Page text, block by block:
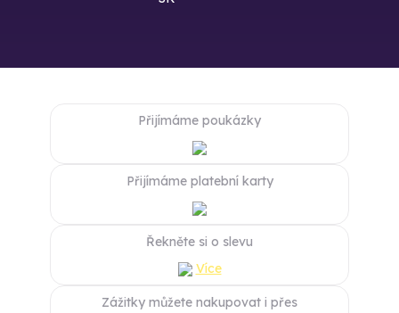
Přijímáme poukázky
Přijímáme platební karty
Řekněte si o slevu
Více
Zážitky můžete nakupovat i přes